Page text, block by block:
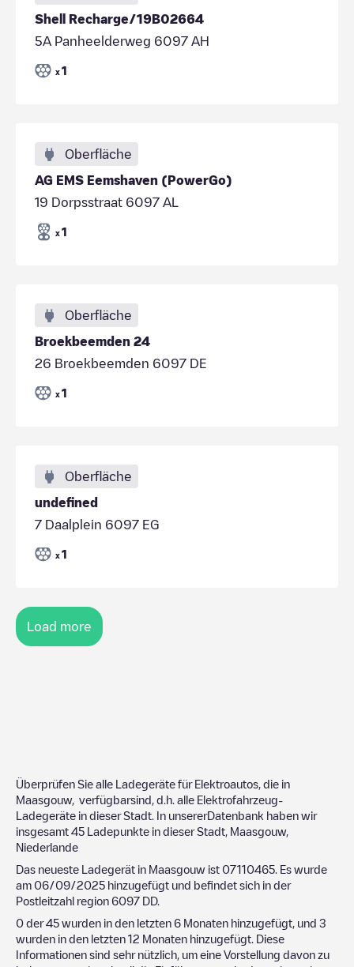
Shell Recharge/19B02664
5A Panheelderweg 6097 AH
x 1
Oberfläche
AG EMS Eemshaven (PowerGo)
19 Dorpsstraat 6097 AL
x 1
Oberfläche
Broekbeemden 24
26 Broekbeemden 6097 DE
x 1
Oberfläche
undefined
7 Daalplein 6097 EG
x 1
Load more
Überprüfen Sie alle Ladegeräte für Elektroautos, die in
Maasgouw, verfügbarsind, d.h. alle Elektrofahrzeug-
Ladegeräte in dieser Stadt. In unsererDatenbank haben wir
insgesamt 45 Ladepunkte in dieser Stadt, Maasgouw,
Niederlande
Das neueste Ladegerät in Maasgouw ist 07110465 . Es wurde
am 06/09/2025 hinzugefügt und befindet sich in der
Postleitzahl region 6097 DD.
0 der45 wurden in den letzten 6 Monaten hinzugefügt, und 3
wurden in den letzten 12 Monaten hinzugefügt. Diese
Informationen sind sehr nützlich, um eine Vorstellung davon zu